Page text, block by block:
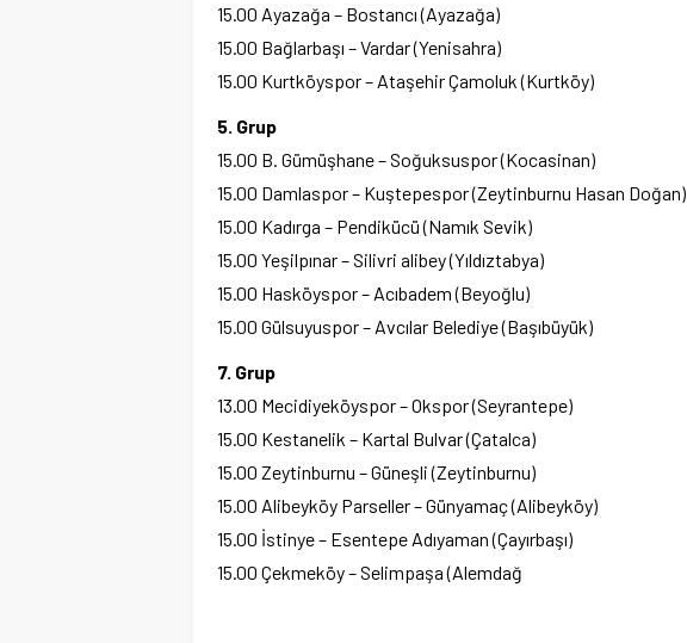
15.00 Ayazağa – Bostancı (Ayazağa)
15.00 Bağlarbaşı – Vardar (Yenisahra)
15.00 Kurtköyspor – Ataşehir Çamoluk (Kurtköy)
5. Grup
15.00 B. Gümüşhane – Soğuksuspor (Kocasinan)
15.00 Damlaspor – Kuştepespor (Zeytinburnu Hasan Doğan)
15.00 Kadırga – Pendikücü (Namık Sevik)
15.00 Yeşilpınar – Silivri alibey (Yıldıztabya)
15.00 Hasköyspor – Acıbadem (Beyoğlu)
15.00 Gülsuyuspor – Avcılar Belediye (Başıbüyük)
7. Grup
13.00 Mecidiyeköyspor – Okspor (Seyrantepe)
15.00 Kestanelik – Kartal Bulvar (Çatalca)
15.00 Zeytinburnu – Güneşli (Zeytinburnu)
15.00 Alibeyköy Parseller – Günyamaç (Alibeyköy)
15.00 İstinye – Esentepe Adıyaman (Çayırbaşı)
15.00 Çekmeköy – Selimpaşa (Alemdağ